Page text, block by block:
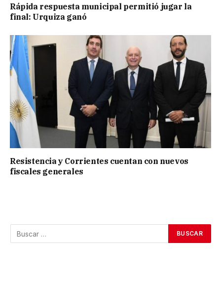
Rápida respuesta municipal permitió jugar la
final: Urquiza ganó
Resistencia y Corrientes cuentan con nuevos
fiscales generales